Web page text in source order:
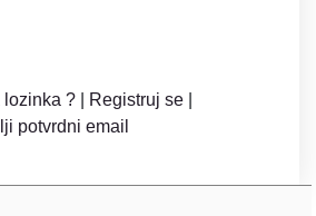
lozinka ? Registruj se
potvrdni email